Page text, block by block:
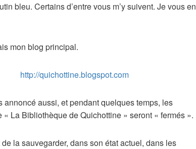
bleu. Certains d’entre vous m’y suivent. Je vous en
mon blog principal.
http://quichottine.blogspot.com
annoncé aussi, et pendant quelques temps, les
« La Bibliothèque de Quichottine » seront « fermés ».
la sauvegarder, dans son état actuel, dans les